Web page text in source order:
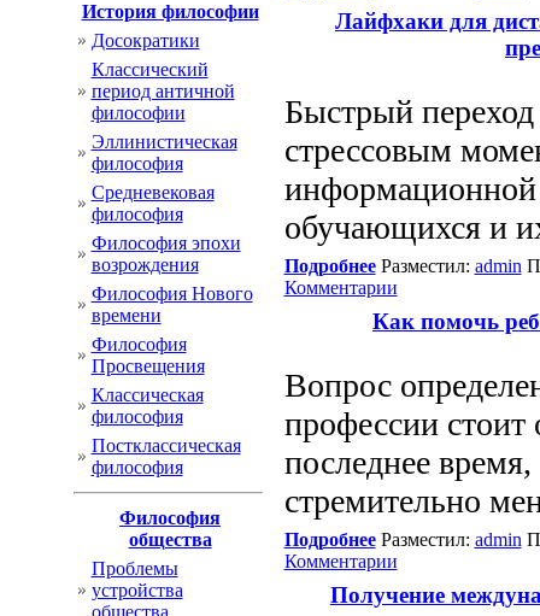
История философии
Досократики
Классический
период античной
философии
Эллинистическая
философия
Cредневековая
философия
Философия эпохи
возрождения
Философия Нового
времени
Философия
Просвещения
Классическая
философия
Постклассическая
философия
Философия
общества
Проблемы
устройства
общества
Лайфхаки для
Быстрый
стрессовым
обучающихся и
ПодробнееРазместил: admin
Комментарии
Как помочь
Вопрос
профессии стоит
последнее
стремительно
ПодробнееРазместил: admin
Комментарии
Получение